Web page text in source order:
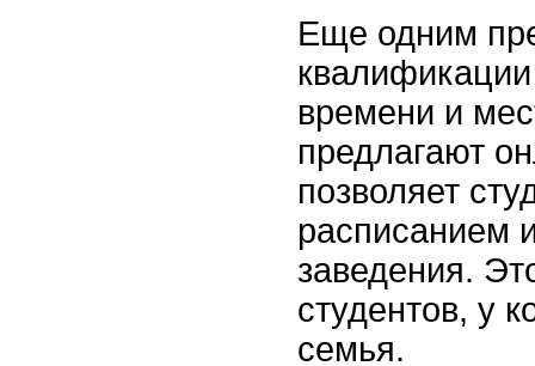
Еще одним
времени и
предлагают
позволяет
расписанием
заведения.
студентов, у
семья.